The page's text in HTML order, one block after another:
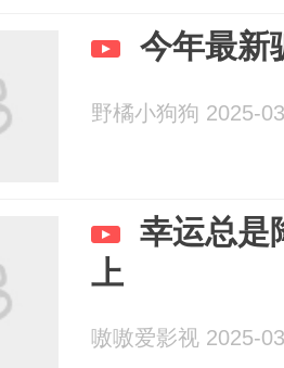
今年最新
野橘小狗狗 2025-
幸运总是
上
嗷嗷爱影视 2025-